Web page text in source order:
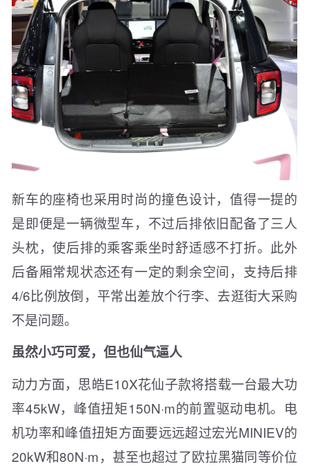
新车的座椅也采用时尚的撞色设计，值得一提的
是即便是一辆微型车，不过后排依旧配备了三人
头枕，使后排的乘客乘坐时舒适感不打折。此外
后备厢常规状态还有一定的剩余空间，支持后排
4/6比例放倒，平常出差放个行李、去逛街大采购
不是问题。
虽然小巧可爱，但也仙气逼人
动力方面，思皓E10X花仙子款将搭载一台最大功
率45kW，峰值扭矩150N·m的前置驱动电机。电
机功率和峰值扭矩方面要远远超过宏光MINIEV的
20kW和80N·m，甚至也超过了欧拉黑猫同等价位